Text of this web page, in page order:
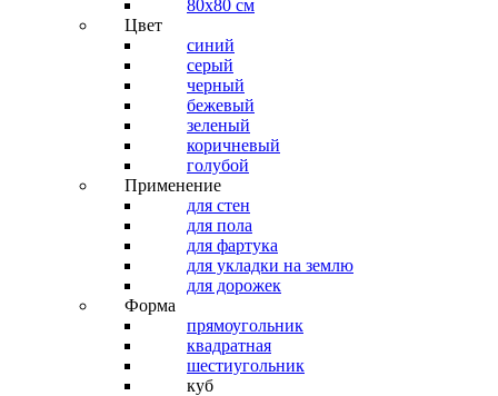
80x80 см
Цвет
синий
серый
черный
бежевый
зеленый
коричневый
голубой
Применение
для стен
для пола
для фартука
для укладки на землю
для дорожек
Форма
прямоугольник
квадратная
шестиугольник
куб